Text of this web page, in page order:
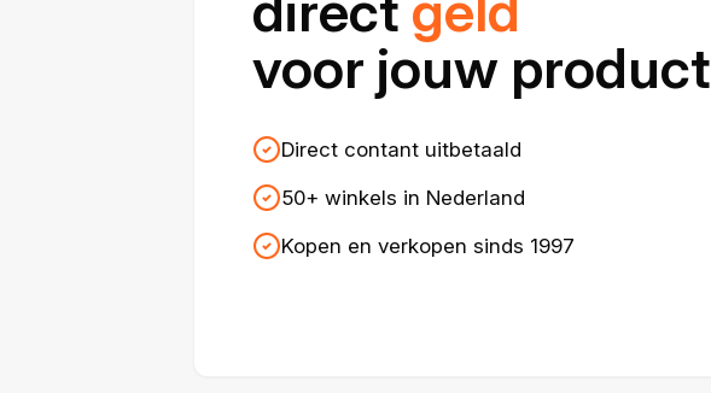
voor jouw product
Direct contant uitbetaald
50+ winkels in Nederland
Kopen en verkopen sinds 1997